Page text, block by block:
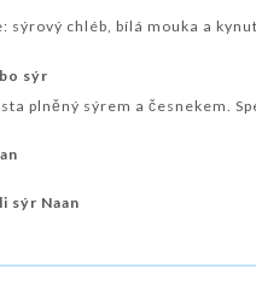
sýrový chléb, bílá mouka a
sýr
plněný sýrem a česnekem.
sýr Naan